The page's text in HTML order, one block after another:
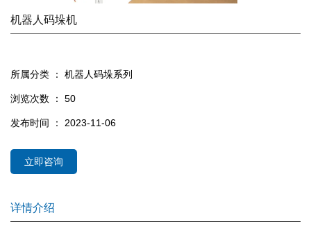
机器人码垛机
所属分类 ： 机器人码垛系列
浏览次数 ： 50
发布时间 ： 2023-11-06
立即咨询
详情介绍